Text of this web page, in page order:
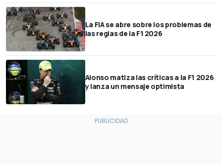
La FIA se abre sobre los problemas de
las reglas de la F1 2026
Alonso matiza las críticas a la F1 2026
y lanza un mensaje optimista